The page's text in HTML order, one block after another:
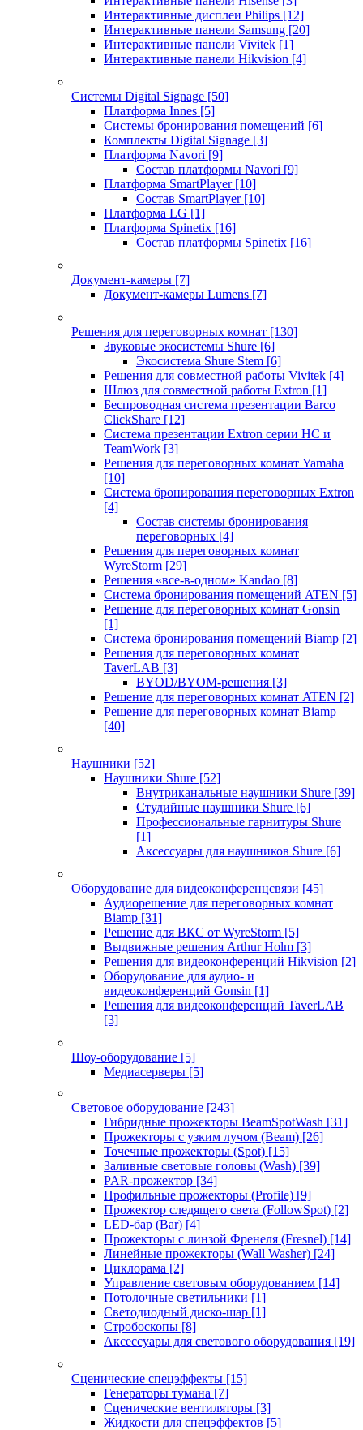
Интерактивные дисплеи Philips [12]
Интерактивные панели Samsung [20]
Интерактивные панели Vivitek [1]
Интерактивные панели Hikvision [4]
Системы Digital Signage [50]
Платформа Innes [5]
Системы бронирования помещений [6]
Комплекты Digital Signage [3]
Платформа Navori [9]
Состав платформы Navori [9]
Платформа SmartPlayer [10]
Состав SmartPlayer [10]
Платформа LG [1]
Платформа Spinetix [16]
Состав платформы Spinetix [16]
Документ-камеры [7]
Документ-камеры Lumens [7]
Решения для переговорных комнат [130]
Звуковые экосистемы Shure [6]
Экосистема Shure Stem [6]
Решения для совместной работы Vivitek [4]
Шлюз для совместной работы Extron [1]
Беспроводная система презентации Barco
ClickShare [12]
Система презентации Extron серии HC и
TeamWork [3]
Решения для переговорных комнат Yamaha
[10]
Система бронирования переговорных Extron
[4]
Состав системы бронирования
переговорных [4]
Решения для переговорных комнат
WyreStorm [29]
Решения «все-в-одном» Kandao [8]
Система бронирования помещений ATEN [5]
Решение для переговорных комнат Gonsin
[1]
Система бронирования помещений Biamp [2]
Решения для переговорных комнат
TaverLAB [3]
BYOD/BYOM-решения [3]
Решение для переговорных комнат ATEN [2]
Решение для переговорных комнат Biamp
[40]
Наушники [52]
Наушники Shure [52]
Внутриканальные наушники Shure [39]
Студийные наушники Shure [6]
Профессиональные гарнитуры Shure
[1]
Аксессуары для наушников Shure [6]
Оборудование для видеоконференцсвязи [45]
Аудиорешение для переговорных комнат
Biamp [31]
Решение для ВКС от WyreStorm [5]
Выдвижные решения Arthur Holm [3]
Решения для видеоконференций Hikvision [2]
Оборудование для аудио- и
видеоконференций Gonsin [1]
Решения для видеоконференций TaverLAB
[3]
Шоу-оборудование [5]
Медиасерверы [5]
Световое оборудование [243]
Гибридные прожекторы BeamSpotWash [31]
Прожекторы с узким лучом (Beam) [26]
Точечные прожекторы (Spot) [15]
Заливные световые головы (Wash) [39]
PAR-прожектор [34]
Профильные прожекторы (Profile) [9]
Прожектор следящего света (FollowSpot) [2]
LED-бар (Bar) [4]
Прожекторы с линзой Френеля (Fresnel) [14]
Линейные прожекторы (Wall Washer) [24]
Циклорама [2]
Управление световым оборудованием [14]
Потолочные светильники [1]
Светодиодный диско-шар [1]
Стробоскопы [8]
Аксессуары для светового оборудования [19]
Сценические спецэффекты [15]
Генераторы тумана [7]
Сценические вентиляторы [3]
Жидкости для спецэффектов [5]